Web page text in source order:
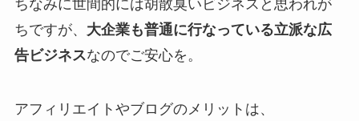
ちなみに世間的には胡散臭いビジネスと思われが
ちですが、 大企業も普通に行なっている立派な広
告ビジネスなのでご安心を。
アフィリエイトやブログのメリットは、